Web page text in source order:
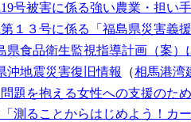
号被害に係る強い農業・担い
１３号に係る「福島県災害義
県食品衛生監視指導計画（案
沖地震災害復旧情報 （相馬港湾
題を抱える女性への支援のた
測ることからはじめよう！カ